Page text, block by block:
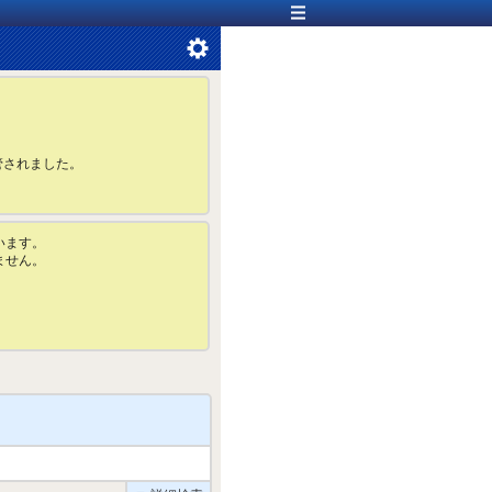
れました。
す。
ん。